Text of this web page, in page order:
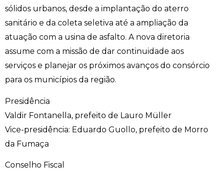
sólidos urbanos, desde a implantação do aterro
sanitário e da coleta seletiva até a ampliação da
atuação com a usina de asfalto. A nova diretoria
assume com a missão de dar continuidade aos
serviços e planejar os próximos avanços do consórcio
para os municípios da região.
Presidência
Valdir Fontanella, prefeito de Lauro Müller
Vice-presidência: Eduardo Guollo, prefeito de Morro
da Fumaça
Conselho Fiscal